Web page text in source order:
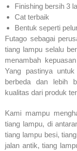
Finishing bersih 3
Cat terbaik
Bentuk seperti
Futago sebagai
tiang lampu selalu
menambah
Yang pastinya
berbeda dan lebih
kualitas dari produk
Kami mampu
tiang lampu, di
tiang lampu besi,
jalan antik, tiang